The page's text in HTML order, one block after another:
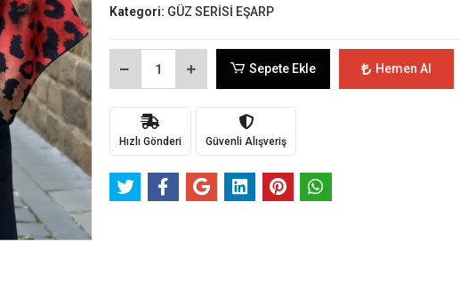
Kategori: GÜZ SERİSİ EŞARP
Sepete Ekle Hemen Al
Hızlı Gönderi Güvenli Alışveriş